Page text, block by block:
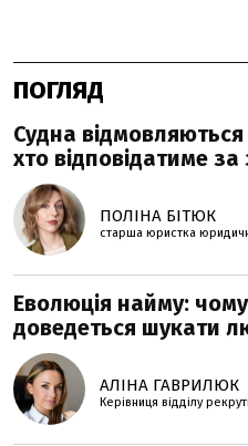
ПОГЛЯД
Судна
хто відповідатиме за
ПОЛІНА БІТЮК
старша юристка
Еволюція найму:
доведеться шукати
АЛІНА ГАВРИЛЮК
Керівниця відділу